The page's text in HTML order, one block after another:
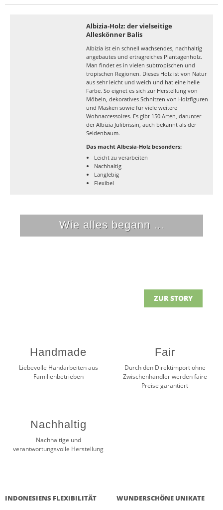
Albizia-Holz: der vielseitige
Alleskönner Balis
Albizia ist ein schnell wachsendes, nachhaltig
angebautes und ertragreiches Plantagenholz.
Man findet es in vielen subtropischen und
tropischen Regionen. Dieses Holz ist von Natur
aus sehr leicht und weich und hat eine helle
Farbe. So eignet es sich zur Herstellung von
Möbeln, dekoratives Schnitzen von Holzfiguren
und Masken sowie für viele weitere
Wohnaccessoires. Es gibt 150 Arten, darunter
der Albizia Julibrissin, auch bekannt als der
Seidenbaum.
Das macht Albesia-Holz besonders:
Leicht zu verarbeiten
Nachhaltig
Langlebig
Flexibel
Wie alles begann ...
ZUR STORY
Handmade
Liebevolle Handarbeiten aus
Familienbetrieben
Fair
Durch den Direktimport ohne
Zwischenhändler werden faire
Preise garantiert
Nachhaltig
Nachhaltige und
verantwortungsvolle Herstellung
INDONESIENS FLEXIBILITÄT WUNDERSCHÖNE UNIKATE